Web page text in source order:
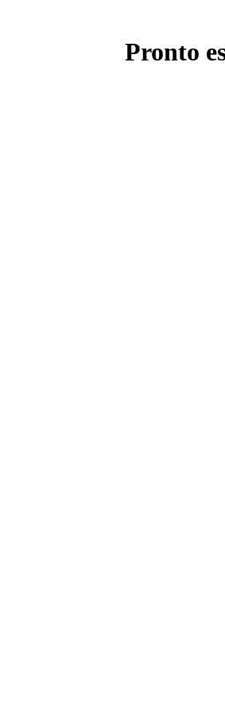
Pronto